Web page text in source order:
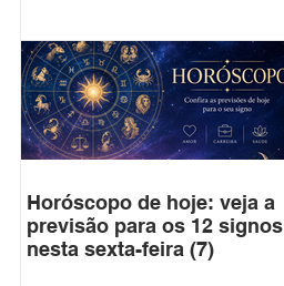
Horóscopo de hoje: veja a
previsão para os 12 signos
nesta sexta-feira (7)